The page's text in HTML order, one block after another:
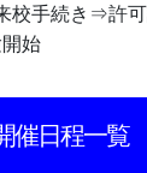
校手続き⇒許
始
催日程一覧